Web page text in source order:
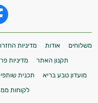
משלוחים אודות מדיניות
תקנון האתר
מדיניות
מועדון טבע בריא
תכנית
לקוחות